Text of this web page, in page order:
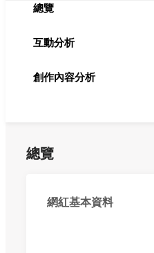
總覽
互動分析
創作內容分析
總覽
網紅基本資料